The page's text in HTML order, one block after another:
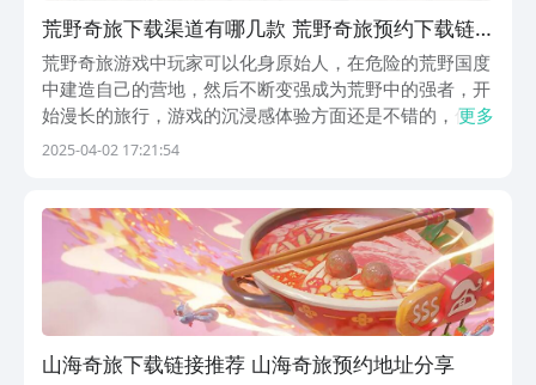
荒野奇旅下载渠道有哪几款 荒野奇旅预约下载链
接推荐
荒野奇旅游戏中玩家可以化身原始人，在危险的荒野国度
中建造自己的营地，然后不断变强成为荒野中的强者，开
始漫长的旅行，游戏的沉浸感体验方面还是不错的，但是
不知道具体的下载渠道，就会问荒野奇旅下载渠道有哪
奇...
更多
2025-04-02 17:21:54
山海奇旅下载链接推荐 山海奇旅预约地址分享